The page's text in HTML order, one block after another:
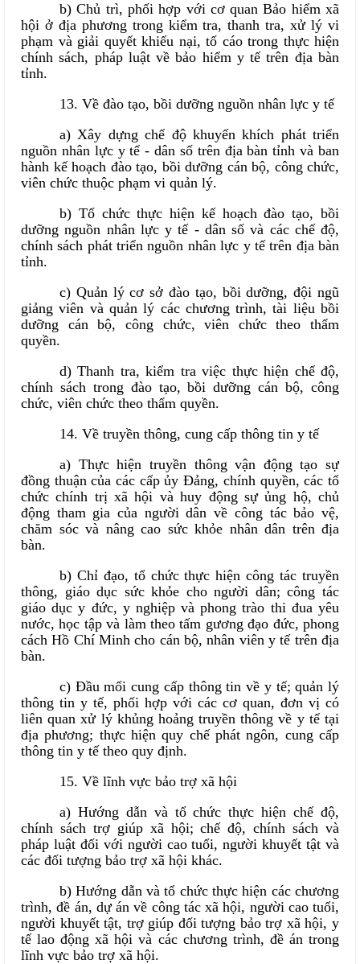
b) Chủ trì, phối hợp với cơ quan Bảo hiểm xã
hội ở địa phương trong kiểm tra, thanh tra, xử lý vi
phạm và giải quyết khiếu nại, tố cáo trong thực hiện
chính sách, pháp luật về bảo hiểm y tế trên địa bàn
tỉnh.
13. Về đào tạo, bồi dưỡng nguồn nhân lực y tế
a) Xây dựng chế độ khuyến khích phát triển
nguồn nhân lực y tế - dân số trên địa bàn tỉnh và ban
hành kế hoạch đào tạo, bồi dưỡng cán bộ, công chức,
viên chức thuộc phạm vi quản lý.
b) Tổ chức thực hiện kế hoạch đào tạo, bồi
dưỡng nguồn nhân lực y tế - dân số và các chế độ,
chính sách phát triển nguồn nhân lực y tế trên địa bàn
tỉnh.
c) Quản lý cơ sở đào tạo, bồi dưỡng, đội ngũ
giảng viên và quản lý các chương trình, tài liệu bồi
dưỡng cán bộ, công chức, viên chức theo thẩm
quyền.
d) Thanh tra, kiểm tra việc thực hiện chế độ,
chính sách trong đào tạo, bồi dưỡng cán bộ, công
chức, viên chức theo thẩm quyền.
14. Về truyền thông, cung cấp thông tin y tế
a) Thực hiện truyền thông vận động tạo sự
đồng thuận của các cấp ủy Đảng, chính quyền, các tổ
chức chính trị xã hội và huy động sự ủng hộ, chủ
động tham gia của người dân về công tác bảo vệ,
chăm sóc và nâng cao sức khỏe nhân dân trên địa
bàn.
b) Chỉ đạo, tổ chức thực hiện công tác truyền
thông, giáo dục sức khỏe cho người dân; công tác
giáo dục y đức, y nghiệp và phong trào thi đua yêu
nước, học tập và làm theo tấm gương đạo đức, phong
cách Hồ Chí Minh cho cán bộ, nhân viên y tế trên địa
bàn.
c) Đầu mối cung cấp thông tin về y tế; quản lý
thông tin y tế, phối hợp với các cơ quan, đơn vị có
liên quan xử lý khủng hoảng truyền thông về y tế tại
địa phương; thực hiện quy chế phát ngôn, cung cấp
thông tin y tế theo quy định.
15. Về lĩnh vực bảo trợ xã hội
a) Hướng dẫn và tổ chức thực hiện chế độ,
chính sách trợ giúp xã hội; chế độ, chính sách và
pháp luật đối với người cao tuổi, người khuyết tật và
các đối tượng bảo trợ xã hội khác.
b) Hướng dẫn và tổ chức thực hiện các chương
trình, đề án, dự án về công tác xã hội, người cao tuổi,
người khuyết tật, trợ giúp đối tượng bảo trợ xã hội, y
tế lao động xã hội và các chương trình, đề án trong
lĩnh vực bảo trợ xã hội.